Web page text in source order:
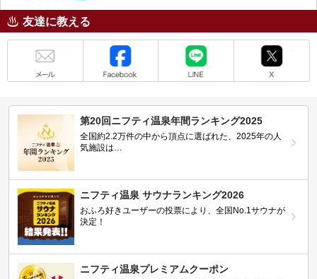
友達に教える
第20回ニフティ温泉年間ランキング2025
全国約2.2万件の中から頂点に選ばれた、2025年の人
気施設は…
ニフティ温泉 サウナランキング2026
おふろ好きユーザーの投票により、全国No.1サウナが
決定！
ニフティ温泉プレミアムクーポン